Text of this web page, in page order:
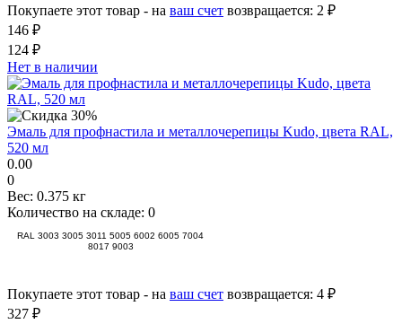
Покупаете этот товар - на ваш счет возвращается: 2 ₽
146 ₽
124 ₽
Нет в наличии
Эмаль для профнастила и металлочерепицы Kudo, цвета RAL,
520 мл
0.00
0
Вес: 0.375 кг
Количество на складе: 0
RAL 3003 3005 3011 5005 6002 6005 7004
8017 9003
Покупаете этот товар - на ваш счет возвращается: 4 ₽
327 ₽